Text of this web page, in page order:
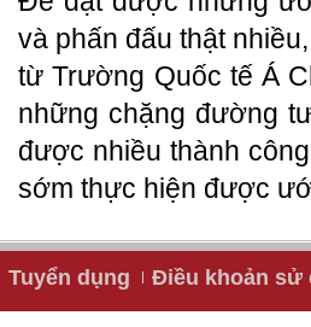
và phấn đấu thật
từ Trường Quốc tế Á
những chặng đường
được nhiều thành
sớm thực hiện được
Tuyển dụng Điều khoản sử